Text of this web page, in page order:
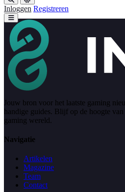
Inloggen Registreren
Jouw bron voor het laatste gaming
handige guides. Blijf op de hoogte
gaming wereld.
Navigatie
Artikelen
Magazine
Team
Contact